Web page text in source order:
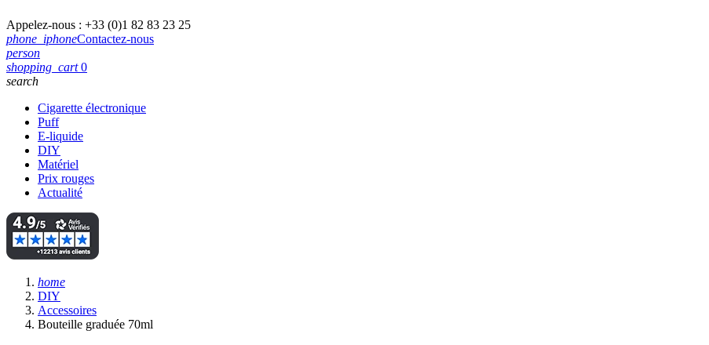
Appelez-nous : +33 (0)1 82 83 23 25
phone_iphoneContactez-nous
person
shopping_cart 0
search
Cigarette électronique
Puff
E-liquide
DIY
Matériel
Prix rouges
Actualité
home
DIY
Accessoires
Bouteille graduée 70ml